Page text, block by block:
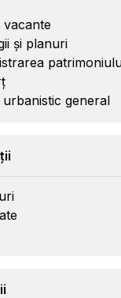
vacante
și planuri
urbanistic general